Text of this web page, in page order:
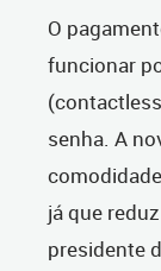
O
funcionar
senha. A
já que
presidente